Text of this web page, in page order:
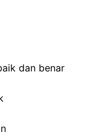
dan benar